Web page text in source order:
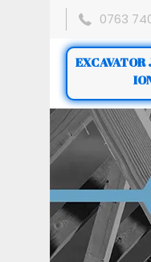
0763
EXCAVATOR